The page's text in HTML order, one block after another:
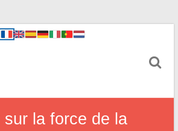
sur la force de la